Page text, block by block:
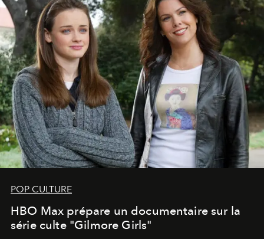
POP CULTURE
HBO Max prépare un documentaire sur la
série culte "Gilmore Girls"